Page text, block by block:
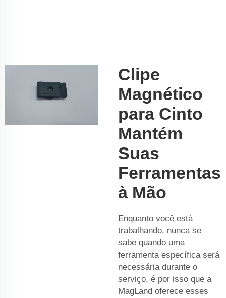
Clipe
Magnético
para Cinto
Mantém
Suas
Ferramentas
à Mão
Enquanto você está
trabalhando, nunca se
sabe quando uma
ferramenta específica será
necessária durante o
serviço, é por isso que a
MagLand oferece esses